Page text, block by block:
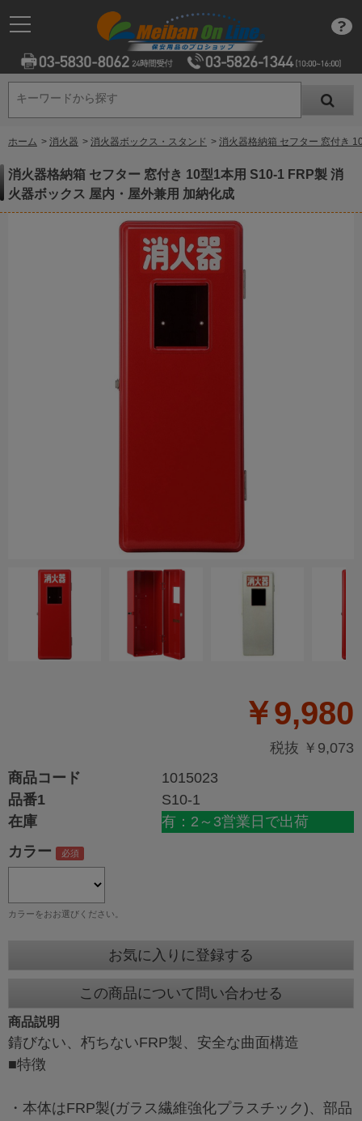
キーワードから探す
キーワードから探す
ホーム > 消火器 > 消火器ボックス・スタンド > 消火器格納箱 セフター 窓付き
消火器格納箱 セフター 窓付き 10型1本用 S10-1 FRP製 消
火器ボックス 屋内・屋外兼用 加納化成
￥9,980
税抜 ￥9,073
商品コード
1015023
品番1
S10-1
在庫
有：2～3営業日で出荷
カラー
カラーをおお選びください。
お気に入りに登録する
この商品について問い合わせる
商品説明
錆びない、朽ちないFRP製、安全な曲面構造
■特徴
・本体はFRP製(ガラス繊維強化プラスチック)、部品